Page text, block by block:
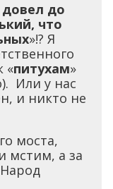
до
что
»!? Я
«питухам»
Или у нас
и никто не
моста,
мстим, а за